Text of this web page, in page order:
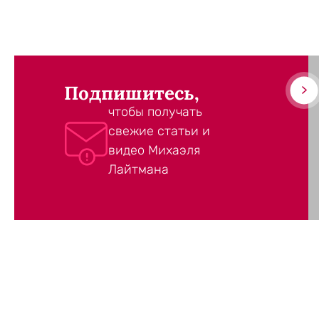
Подпишитесь,
чтобы получать
свежие статьи и
видео Михаэля
Лайтмана